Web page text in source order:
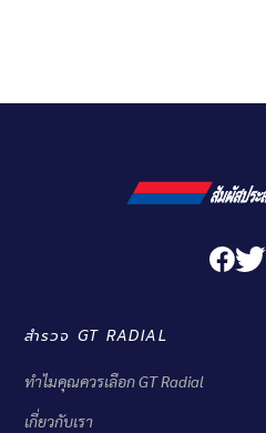
สำรวจ GT RADIAL
ทำไมคุณควรเลือก GT Radial
เกี่ยวกับเรา